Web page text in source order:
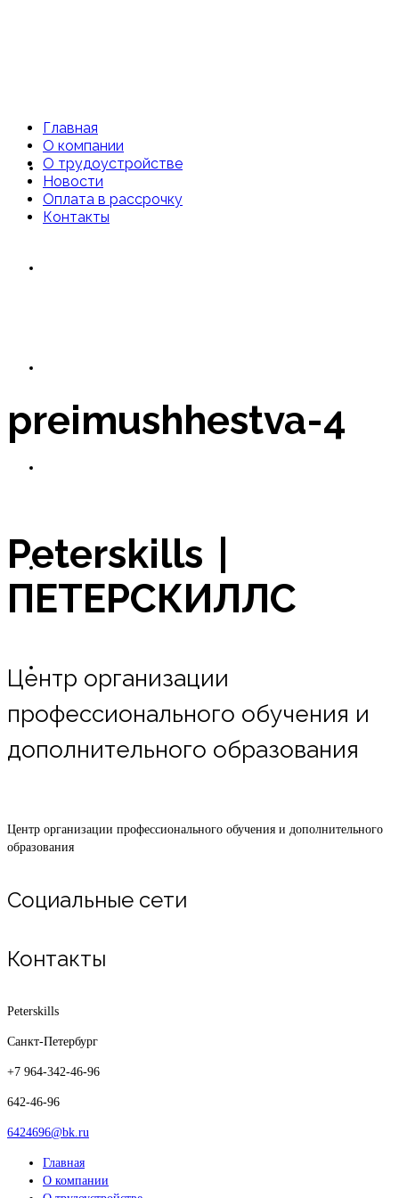
Главная
Оплата в рассрочку
Главная
О компании
О трудоустройстве
Новости
Оплата в рассрочку
Контакты
preimushhestva-4
Peterskills |
ПЕТЕРСКИЛЛС
Центр организации
профессионального обучения и
дополнительного образования
Центр организации профессионального обучения и дополнительного
образования
Социальные сети
Контакты
Peterskills
Санкт-Петербург
+7 964-342-46-96
642-46-96
6424696@bk.ru
Главная
О компании